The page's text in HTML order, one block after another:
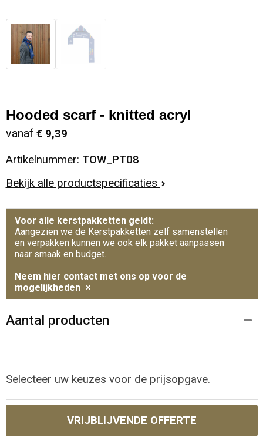
Hooded scarf - knitted acryl
vanaf € 9,39
Artikelnummer: TOW_PT08
Bekijk alle productspecificaties
Voor alle kerstpakketten geldt:
Aangezien we de Kerstpakketten zelf samenstellen
en verpakken kunnen we ook elk pakket aanpassen
naar smaak en budget.
Neem hier contact met ons op voor de
mogelijkheden ×
Aantal producten
Selecteer uw keuzes voor de prijsopgave.
VRIJBLIJVENDE OFFERTE